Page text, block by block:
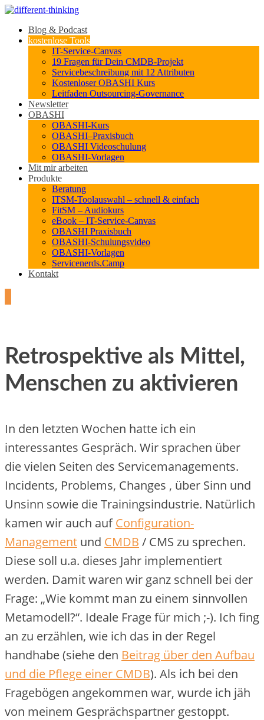
Blog & Podcast
kostenlose Tools
IT-Service-Canvas
19 Fragen für Dein CMDB-Projekt
Servicebeschreibung mit 12 Attributen
Kostenloser OBASHI Kurs
Leitfaden Outsourcing-Governance
Newsletter
OBASHI
OBASHI-Kurs
OBASHI–Praxisbuch
OBASHI Videoschulung
OBASHI-Vorlagen
Mit mir arbeiten
Produkte
Beratung
ITSM-Toolauswahl – schnell & einfach
FitSM – Audiokurs
eBook – IT-Service-Canvas
OBASHI Praxisbuch
OBASHI-Schulungsvideo
OBASHI-Vorlagen
Servicenerds.Camp
Kontakt
Retrospektive als Mittel,
Menschen zu aktivieren
In den letzten Wochen hatte ich ein
interessantes Gespräch. Wir sprachen über
die vielen Seiten des Servicemanagements.
Incidents, Problems, Changes , über Sinn und
Unsinn sowie die Trainingsindustrie. Natürlich
kamen wir auch aufConfiguration-
Management und CMDB / CMS zu sprechen.
Diese soll u.a. dieses Jahr implementiert
werden. Damit waren wir ganz schnell bei der
Frage: „Wie kommt man zu einem sinnvollen
Metamodell?“. Ideale Frage für mich ;-). Ich fing
an zu erzählen, wie ich das in der Regel
handhabe (siehe den Beitrag über den Aufbau
und die Pflege einer CMDB). Als ich bei den
Fragebögen angekommen war, wurde ich jäh
von meinem Gesprächspartner gestoppt.